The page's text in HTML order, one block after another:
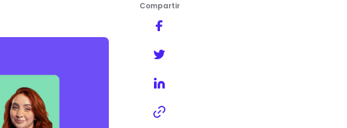
para conformar un team de alto rendimiento
Compartir